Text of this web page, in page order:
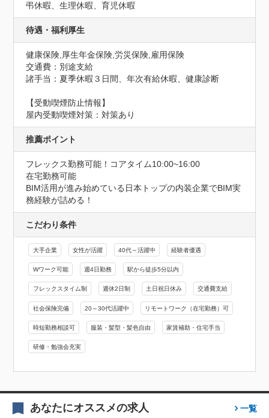
弔休暇、生理休暇、育児休暇
待遇・福利厚生
健康保険,厚生年金保険,労災保険,雇用保険
交通費：別途支給
諸手当：夏季休暇３日間、年次有給休暇、健康診断
【受動喫煙防止情報】
屋内受動喫煙対策：対策あり
推薦ポイント
フレックス勤務可能！コアタイム10:00~16:00
在宅勤務可能
BIM活用が進み始めている日本トップの内装企業でBIM実
務経験が詰める！
こだわり条件
大手企業 女性が活躍 40代～活躍中 経験者優遇
Wワーク可能 週4日勤務 駅から徒歩5分以内
フレックスタイム制 週休2日制 土日祝日休み 交通費支給
社会保険完備 20～30代活躍中 リモートワーク（在宅勤務）可
時短勤務相談可 服装・髪型・髪色自由 家賃補助・住宅手当
研修・勉強会充実
あなたにオススメの求人 一覧